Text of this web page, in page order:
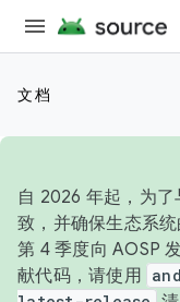
文档
自 2026 年起，为
致，并确保生态系
第 4 季度向 AOSP
献代码，请使用